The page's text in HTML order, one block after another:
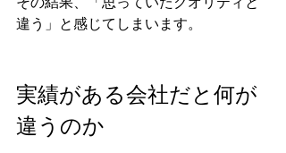
違う」と感じてしまいます。
実績がある会社だと何が
違うのか